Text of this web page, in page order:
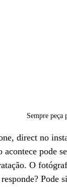
Sempre peça
direct no
acontece pode
O
Pode